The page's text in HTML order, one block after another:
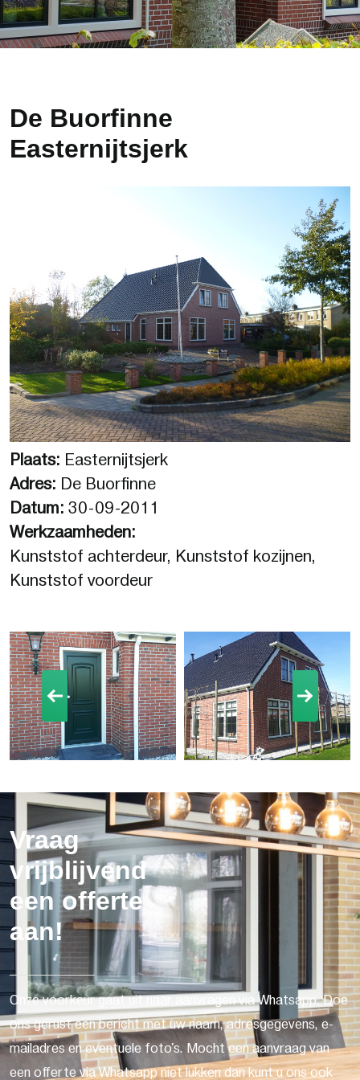
De Buorfinne
Easternijtsjerk
Plaats: Easternijtsjerk
Adres: De Buorfinne
Datum: 30-09-2011
Werkzaamheden:
Kunststof achterdeur, Kunststof kozijnen,
Kunststof voordeur
Vraag
vrijblijvend
een offerte
aan!
Onze voorkeur gaat uit naar aanvragen via Whatsapp. Doe
ons gerust een bericht met uw naam, adresgegevens, e-
mailadres en eventuele foto's. Mocht een aanvraag van
een offerte via Whatsapp niet lukken dan kunt u ons ook